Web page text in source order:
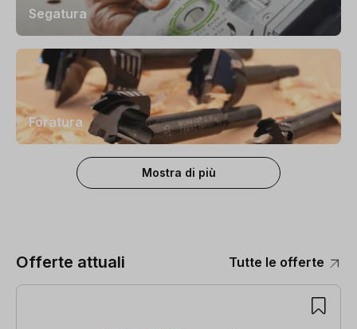
Segatura
Foratura
Mostra di più
Offerte attuali
Tutte le offerte
Salta la galleria dei prodotti